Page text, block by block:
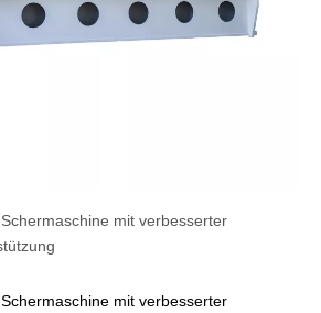
mit verbesserter
mit verbesserter